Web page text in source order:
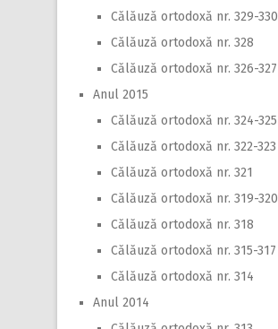
Călăuză ortodoxă nr. 329-330
Călăuză ortodoxă nr. 328
Călăuză ortodoxă nr. 326-327
Anul 2015
Călăuză ortodoxă nr. 324-325
Călăuză ortodoxă nr. 322-323
Călăuză ortodoxă nr. 321
Călăuză ortodoxă nr. 319-320
Călăuză ortodoxă nr. 318
Călăuză ortodoxă nr. 315-317
Călăuză ortodoxă nr. 314
Anul 2014